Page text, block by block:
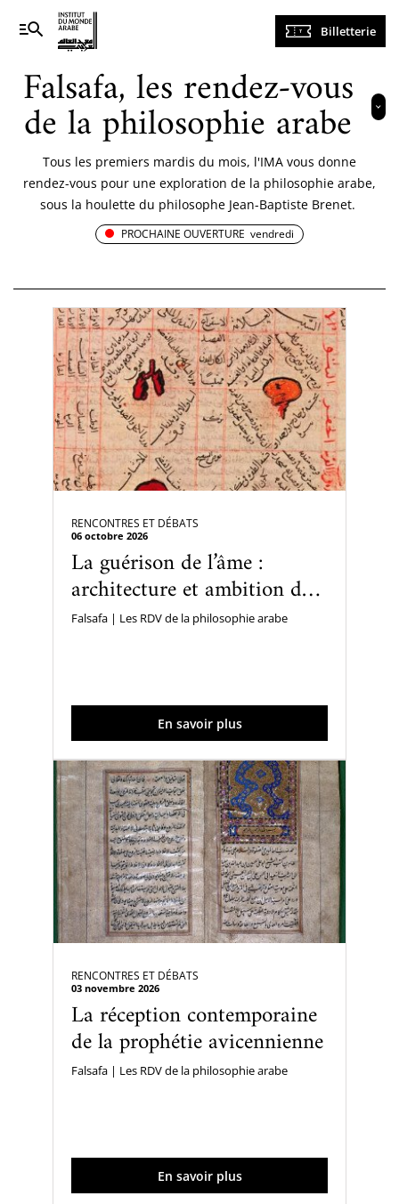
Navigation
principale
Billetterie
Falsafa, les rendez-vous
de la philosophie arabe
Tous les premiers mardis du mois, l'IMA vous donne
rendez-vous pour une exploration de la philosophie arabe,
sous la houlette du philosophe Jean-Baptiste Brenet.
PROCHAINE OUVERTURE vendredi
Ateliers, activités et stages
Cinéma
Collections
Événéments exceptionnels
Expositions & Musée
Famille
Festivals
Librairie-boutique
Littérature et poésie
Rencontres et débats
Spectacles
Visites guidées
Cinéma
Littérature et poésie
Musique
Falsafa, les rendez-vous de la philosophie arabe
Ici & Maintenant
Jeudis de l’IMA
L’heure du conte
Les Samedis de la poésie
Rencontres littéraires de l’IMA
Rencontres et débats
« »
27 28 29 30 31 1
2
3
4 5 6 7 8
9
11 13 14 15
17
18 19 20 21 22
23
26 27 28
31
1 2 3 4 5 6
Effacer
RENCONTRES ET DÉBATS
06 octobre 2026
La guérison de l’âme :
architecture et ambition du
Kitāb al-Shifāʾ d’Avicenne
Falsafa | Les RDV de la philosophie arabe
En savoir plus
RENCONTRES ET DÉBATS
03 novembre 2026
La réception contemporaine
de la prophétie avicennienne
Falsafa | Les RDV de la philosophie arabe
En savoir plus